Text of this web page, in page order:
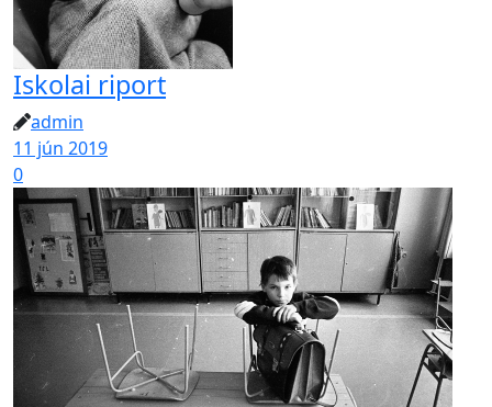
Iskolai riport
admin
11 jún 2019
0